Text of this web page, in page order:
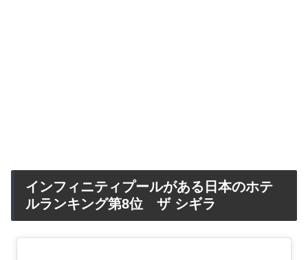
インフィニティプールがある日本のホテ
ルランキング第8位 ザ シギラ